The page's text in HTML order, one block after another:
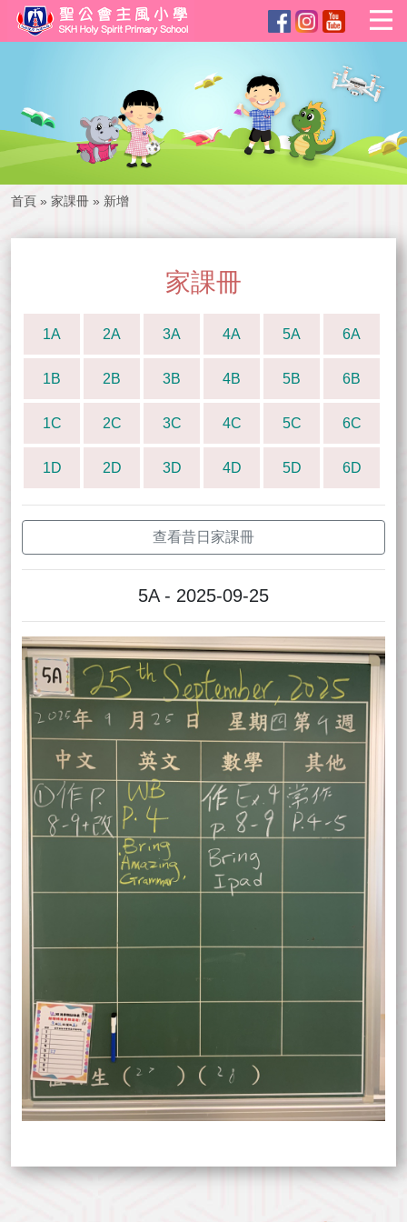
首頁 » 家課冊 » 新增
家課冊
1A 2A 3A 4A 5A 6A
1B 2B 3B 4B 5B 6B
1C 2C 3C 4C 5C 6C
1D 2D 3D 4D 5D 6D
查看昔日家課冊
5A - 2025-09-25